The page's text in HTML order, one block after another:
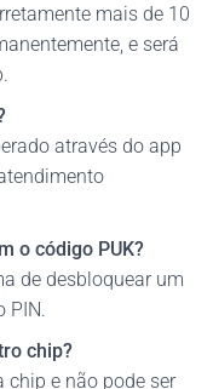
mais de 10
e será
através do app
o código PUK?
de desbloquear um
PIN.
chip?
chip e não pode ser